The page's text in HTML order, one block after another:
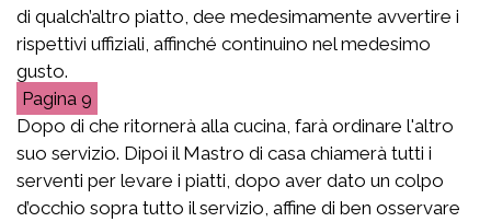
di qualch’altro piatto, dee medesimamente avvertire i
rispettivi uffiziali, affinché continuino nel medesimo
gusto.
9
Dopo di che ritornerà alla cucina, farà ordinare l'altro
suo servizio. Dipoi il Mastro di casa chiamerà tutti i
serventi per levare i piatti, dopo aver dato un colpo
d’occhio sopra tutto il servizio, affine di ben osservare